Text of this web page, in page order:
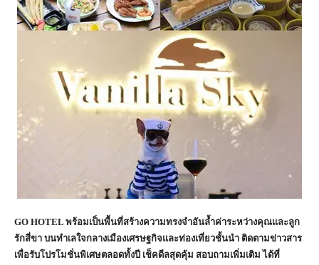
GO HOTEL พร้อมเป็นพื้นที่สร้างความทรงจำอันล้ำค่าระหว่างคุณและลูก
รักสี่ขา บนทำเลใจกลางเมืองเศรษฐกิจและท่องเที่ยวชั้นนำ ติดตามข่าวสาร
เพื่อรับโปรโมชั่นพิเศษตลอดทั้งปี เช็คดีลสุดคุ้ม สอบถามเพิ่มเติม ได้ที่